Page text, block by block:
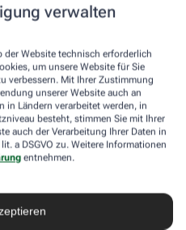
verwalten
der Website technisch erforderlich
um unsere Website für Sie
verbessern. Mit Ihrer Zustimmung
unserer Website auch an
in Ländern verarbeitet werden, in
besteht, stimmen Sie mit Ihrer
auch der Verarbeitung Ihrer Daten in
a DSGVO zu. Weitere Informationen
entnehmen.
vor einer Ansteckung
Impfung zu Beginn des Jahres
verwendet wird, muss
durchlaufen. Hierbei
Verträglichkeit in
werden. Die Freigabe
durch das Paul-
gut verträglich. In den ersten